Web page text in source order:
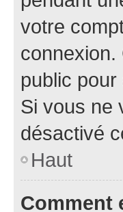
votre
connexion.
public
Si vous ne
désactivé
Haut
Comment